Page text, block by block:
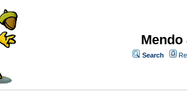
Search